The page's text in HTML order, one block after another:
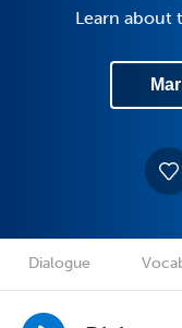
Learn about
Dialogue